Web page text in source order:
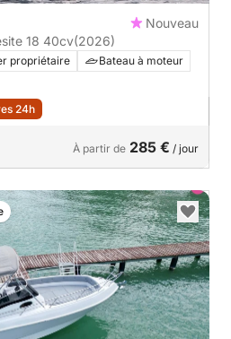
Nouveau
Bateau à moteur Marinesite 18 40cv(2026)
propriétaire
Bateau à moteur
24h
À partir de 285 € / jour